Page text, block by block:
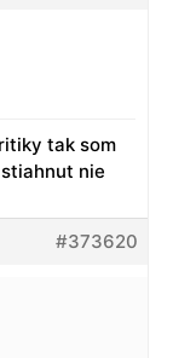
tak som
nie
#373620